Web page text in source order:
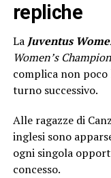
repliche
La Juventus
Women’s
complica non
turno successivo.
Alle ragazze di
inglesi sono
ogni singola
concesso.